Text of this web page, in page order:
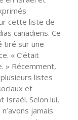
cette liste de
canadiens. Ce
tiré sur une
« C’était
» Récemment,
listes
et
Selon lui,
jamais